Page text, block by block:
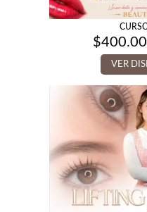
$
VER